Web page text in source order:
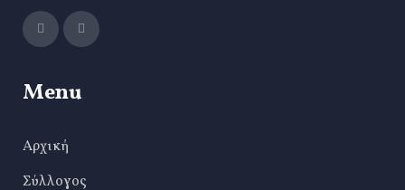
Menu
Αρχική
Σύλλογος